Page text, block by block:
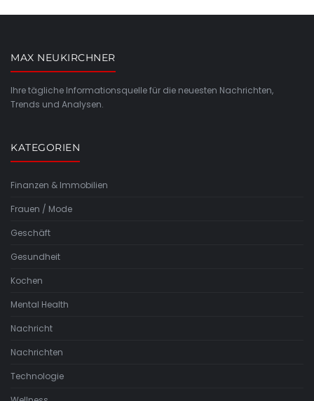
MAX NEUKIRCHNER
Ihre tägliche Informationsquelle für die neuesten Nachrichten,
Trends und Analysen.
KATEGORIEN
Finanzen & Immobilien
Frauen / Mode
Geschäft
Gesundheit
Kochen
Mental Health
Nachricht
Nachrichten
Technologie